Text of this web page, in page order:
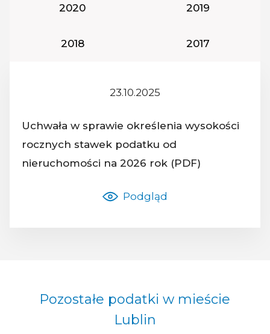
Rok podatkowy:
2020 Rok
2019
Rok podatkowy:
2018 Rok
2017
23.10.2025
Nazwa dokumentu:
Uchwała w sprawie określenia wysokości
rocznych stawek podatku od
nieruchomości na 2026 rok (PDF)
Podgląd
Pozostałe podatki w mieście
Lublin